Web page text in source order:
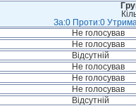
За:0 Проти:0
Не голосував
Не голосував
Відсутній
Не голосував
Не голосував
Не голосував
Відсутній